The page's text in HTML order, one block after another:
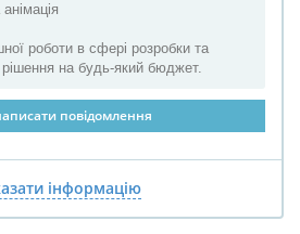
роботи в сфері розробки та
рішення на будь-який бюджет.
повідомлення
інформацію